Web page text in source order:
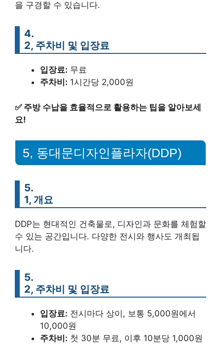
을 구경할 수 있습니다.
4.
2, 주차비 및 입장료
입장료: 무료
주차비: 1시간당 2,000원
✅ 주방 수납을 효율적으로 활용하는 팁을 알아보세
요!
5, 동대문디자인플라자(DDP)
5.
1, 개요
DDP는 현대적인 건축물로, 디자인과 문화를 체험할
수 있는 공간입니다. 다양한 전시와 행사도 개최됩
니다.
5.
2, 주차비 및 입장료
입장료: 전시마다 상이, 보통 5,000원에서
10,000원
주차비: 첫 30분 무료, 이후 10분당 1,000원